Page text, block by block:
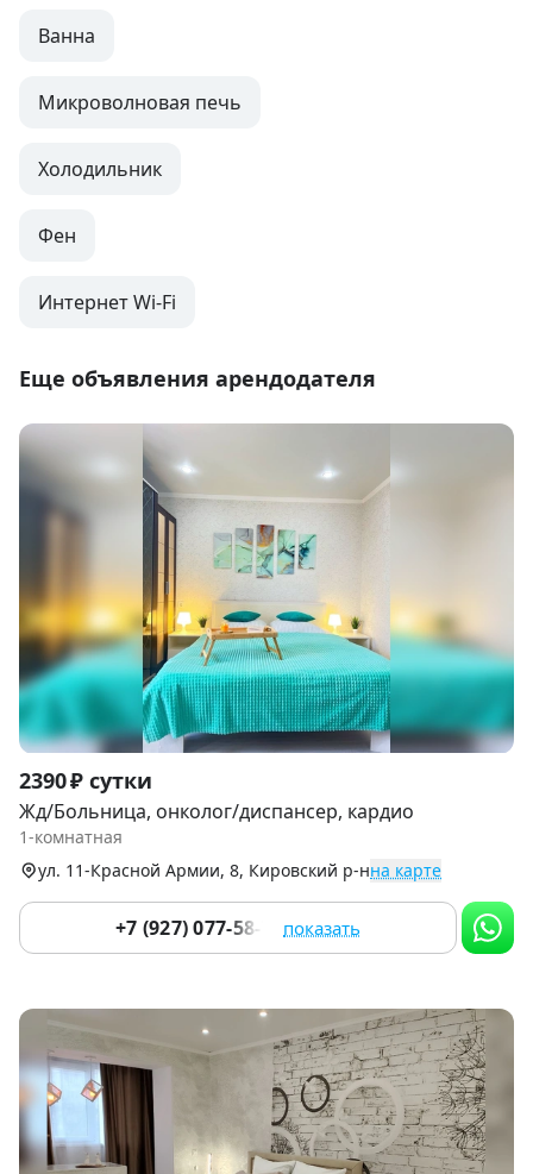
Ванна
Микроволновая печь
Холодильник
Фен
Интернет Wi-Fi
Еще объявления арендодателя
Item
1
of
9
2390 ₽ сутки
Жд/Больница, онколог/диспансер, кардио
1-комнатная
ул. 11-Красной Армии, 8, Кировский р-нна карте
+7 (927) 077-58-77 показать